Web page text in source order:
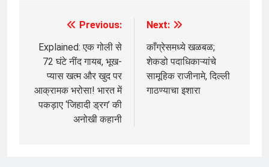
navigation
Previous:
Explained: एक गोली से
72 घंटे नींद गायब, भूख-
प्यास खत्म और खुद पर
आक्रामक भरोसा! भारत में
पकड़ाए ‘जिहादी ड्रग’ की
अनोखी कहानी
Next:
काँग्रेसमध्ये खळबळ;
शेकडो पदाधिकाऱ्यांचे
सामूहिक राजीनामे, दिल्ली
गाठण्याचा इशारा